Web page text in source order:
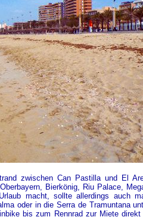
zwischen Can Pastilla und El
Bierkönig, Riu Palace,
macht, sollte allerdings auch
oder in die Serra de Tramuntana
bis zum Rennrad zur Miete